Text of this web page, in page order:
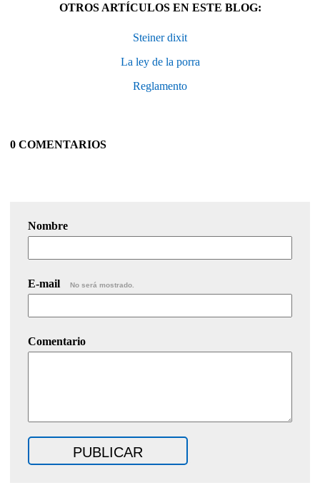
OTROS ARTÍCULOS EN ESTE BLOG:
Steiner dixit
La ley de la porra
Reglamento
0 COMENTARIOS
Nombre
E-mail No será mostrado.
Comentario